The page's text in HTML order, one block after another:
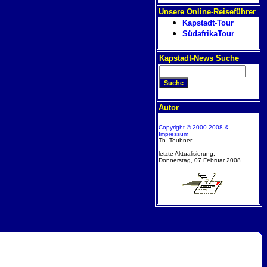
Unsere Online-Reiseführer
Kapstadt-Tour
SüdafrikaTour
Kapstadt-News Suche
Autor
Copyright © 2000-2008 &
Impressum
Th. Teubner
letzte Aktualisierung:
Donnerstag, 07 Februar 2008